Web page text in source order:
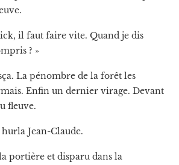
il faut faire vite. Quand je dis
? »
La pénombre de la forêt les
Enfin un dernier virage. Devant
fleuve.
Jean-Claude.
portière et disparu dans la